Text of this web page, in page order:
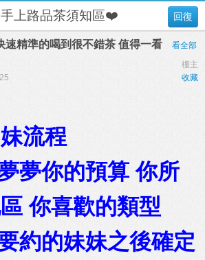
回復
上路品茶須知區❤️
速精準的喝到很不錯茶 值得一看
看全部
樓主
收藏
流程
夢你的預算 你所
你喜歡的類型
約的妹妹之後確定